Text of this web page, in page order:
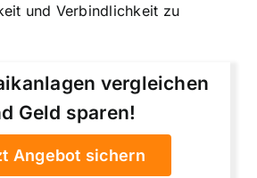
und Verbindlichkeit zu
vergleichen
Geld sparen!
Angebot sichern